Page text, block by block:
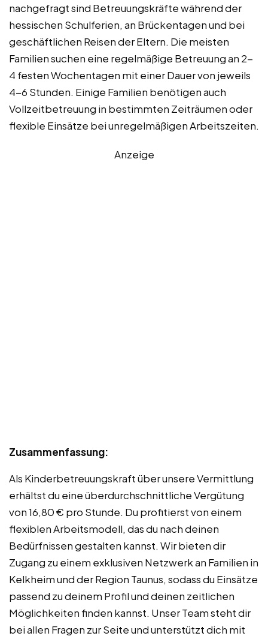
nachgefragt sind Betreuungskräfte während der
hessischen Schulferien, an Brückentagen und bei
geschäftlichen Reisen der Eltern. Die meisten
Familien suchen eine regelmäßige Betreuung an 2-
4 festen Wochentagen mit einer Dauer von jeweils
4-6 Stunden. Einige Familien benötigen auch
Vollzeitbetreuung in bestimmten Zeiträumen oder
flexible Einsätze bei unregelmäßigen Arbeitszeiten.
Anzeige
Zusammenfassung:
Als Kinderbetreuungskraft über unsere Vermittlung
erhältst du eine überdurchschnittliche Vergütung
von 16,80 € pro Stunde. Du profitierst von einem
flexiblen Arbeitsmodell, das du nach deinen
Bedürfnissen gestalten kannst. Wir bieten dir
Zugang zu einem exklusiven Netzwerk an Familien in
Kelkheim und der Region Taunus, sodass du Einsätze
passend zu deinem Profil und deinen zeitlichen
Möglichkeiten finden kannst. Unser Team steht dir
bei allen Fragen zur Seite und unterstützt dich mit